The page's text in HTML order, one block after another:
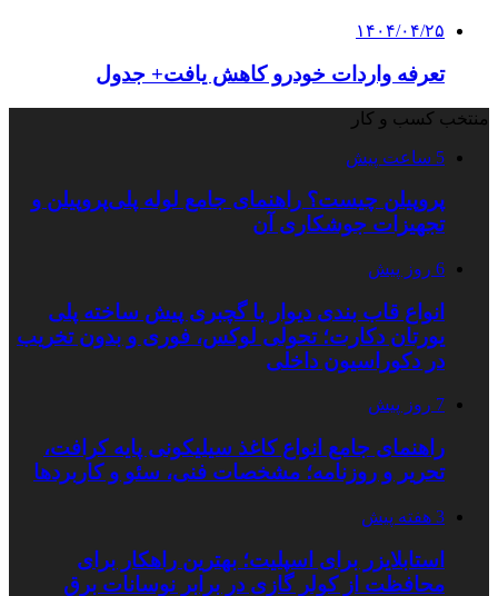
۱۴۰۴/۰۴/۲۵
تعرفه واردات خودرو کاهش یافت+ جدول
منتخب کسب و کار
5 ساعت پیش
پروپیلن چیست؟ راهنمای جامع لوله پلی‌پروپیلن و
تجهیزات جوشکاری آن
6 روز پیش
انواع قاب بندی دیوار با گچبری پیش ساخته پلی
یورتان دکارت؛ تحولی لوکس، فوری و بدون تخریب
در دکوراسیون داخلی
7 روز پیش
راهنمای جامع انواع کاغذ سیلیکونی پایه کرافت،
تحریر و روزنامه؛ مشخصات فنی، سئو و کاربردها
3 هفته پیش
استابلایزر برای اسپلیت؛ بهترین راهکار برای
محافظت از کولر گازی در برابر نوسانات برق